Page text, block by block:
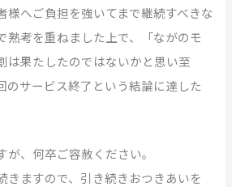
様へご負担を強いてまで継続すべきな
熟考を重ねました上で、「ながのモ
は果たしたのではないかと思い至
のサービス終了という結論に達した
、何卒ご容赦ください。
きますので、引き続きおつきあいを